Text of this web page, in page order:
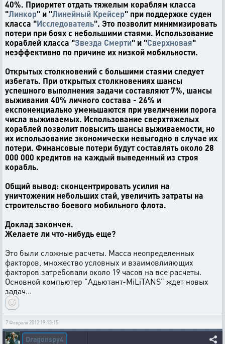
40%. Приоритет отдать тяжелым кораблям класса
"Линкор" и "Линейный Крейсер" при поддержке суден
класса "Исследователь". Это позволит минимизировать
потери при боях с небольшими стаями. Использование
кораблей класса "Звезда Смерти" и "Сверхновая"
неэффективно по причине их низкой мобильности.
Открытых столкновений с большими стаями следует
избегать. При открытых столкновениях шансы
успешного выполнения задачи составляют 7%, шансы
выживания 40% личного состава - 26% и
експоненциально уменьшаются при увеличении порога
числа выживаемых. Использование сверхтяжелых
кораблей позволит повысить шансы выживаемости, но
их использование экономически невыгодно в случае их
потери. Финансовые потери будут составлять около 28
000 000 кредитов на каждый выведенный из строя
корабль.
Общий вывод: сконцентрировать усилия на
уничтожении небольших стай, увеличить затраты на
строительство боевого мобильного флота.
Доклад закончен.
Желаете ли что-нибудь еще?
Это были сложные расчеты. Масса неопределенных
факторов, множество условных и взаимовлияющих
факторов затребовали около 19 часов на все расчеты.
Основной компьютер "Адьютант-MiLiTANS" ждет новых
задач...
7 Февраля 2012 19:13:15
Dragonspy4